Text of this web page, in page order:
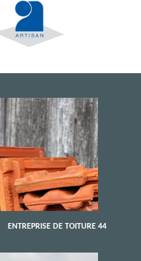
ENTREPRISE DE TOITURE 44